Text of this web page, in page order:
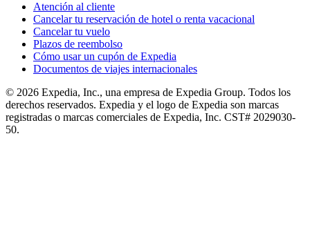
Atención al cliente
Cancelar tu reservación de hotel o renta vacacional
Cancelar tu vuelo
Plazos de reembolso
Cómo usar un cupón de Expedia
Documentos de viajes internacionales
© 2026 Expedia, Inc., una empresa de Expedia Group. Todos los
derechos reservados. Expedia y el logo de Expedia son marcas
registradas o marcas comerciales de Expedia, Inc. CST# 2029030-
50.